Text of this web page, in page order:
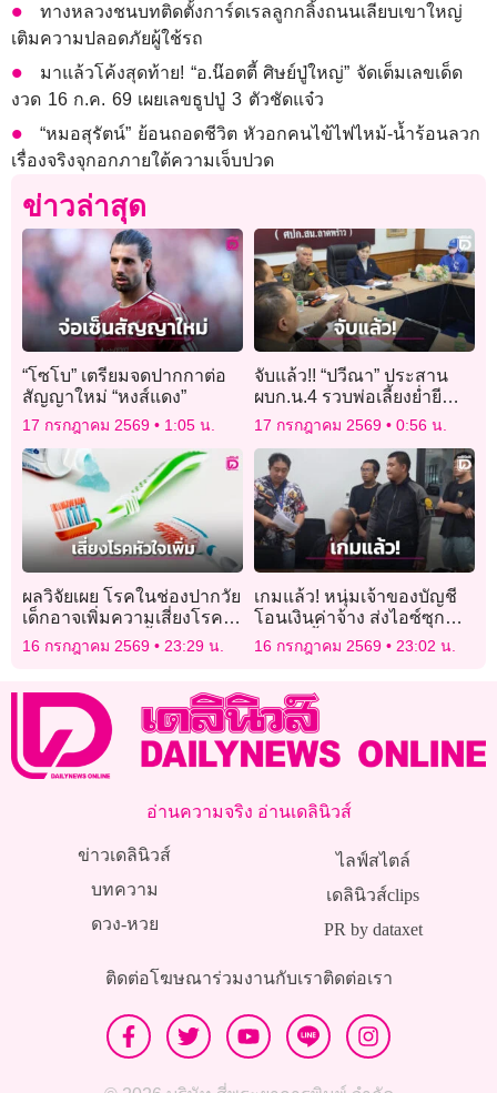
ทางหลวงชนบทติดตั้งการ์ดเรลลูกกลิ้งถนนเลียบเขาใหญ่
เติมความปลอดภัยผู้ใช้รถ
มาแล้วโค้งสุดท้าย! “อ.น๊อตตี้ ศิษย์ปู่ใหญ่” จัดเต็มเลขเด็ด
งวด 16 ก.ค. 69 เผยเลขธูปปู่ 3 ตัวชัดแจ๋ว
“หมอสุรัตน์” ย้อนถอดชีวิต หัวอกคนไข้ไฟไหม้-น้ำร้อนลวก
เรื่องจริงจุกอกภายใต้ความเจ็บปวด
ข่าวล่าสุด
“โซโบ” เตรียมจดปากกาต่อ
สัญญาใหม่ “หงส์แดง”
17 กรกฎาคม 2569 1:05 น.
จับแล้ว!! “ปวีณา” ประสาน
ผบก.น.4 รวบพ่อเลี้ยงย่ำยี
ลูกสาววัย 14 นาน 6 ปี ขู่ฆ่า
ยกครัว
17 กรกฎาคม 2569 0:56 น.
ผลวิจัยเผย โรคในช่องปากวัย
เด็กอาจเพิ่มความเสี่ยงโรค
หัวใจตอนโตสูงขึ้น 45%
16 กรกฎาคม 2569 23:29 น.
เกมแล้ว! หนุ่มเจ้าของบัญชี
โอนเงินค่าจ้าง ส่งไอซ์ซุก
กระปุกน้ำมะขามเปียกไป
16 กรกฎาคม 2569 23:02 น.
อ่านความจริง อ่านเดลินิวส์
ข่าวเดลินิวส์
บทความ
ดวง-หวย
ไลฟ์สไตล์
เดลินิวส์clips
PR by dataxet
ติดต่อโฆษณาร่วมงานกับเราติดต่อเรา